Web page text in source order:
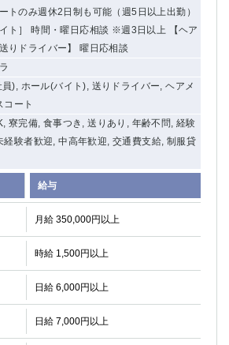
トのみ週休2日制も可能（週5日以上出勤）
イト］ 時間・曜日応相談 ※週3日以上 【ヘア
りドライバー】 曜日応相談
), ホール(バイト), 送りドライバー, ヘアメ
コート
寮完備, 食事つき, 送りあり, 年齢不問, 経験
経験者歓迎, 中高年歓迎, 交通費支給, 制服貸
給与
月給 350,000円以上
時給 1,500円以上
日給 6,000円以上
日給 7,000円以上
口）
小作・羽村・福生エリア
吉祥寺（北口／東口）
金町（北口）
立地！
①歌舞伎町 ②新宿 ③新宿三丁目 ④西
③西部新宿 ③東新宿
①歌舞伎町 ②新宿
清瀬（南口）
増・板橋 ③大山 ②池袋
池袋東口
大井町
下赤塚
三鷹
幡ヶ谷
小岩